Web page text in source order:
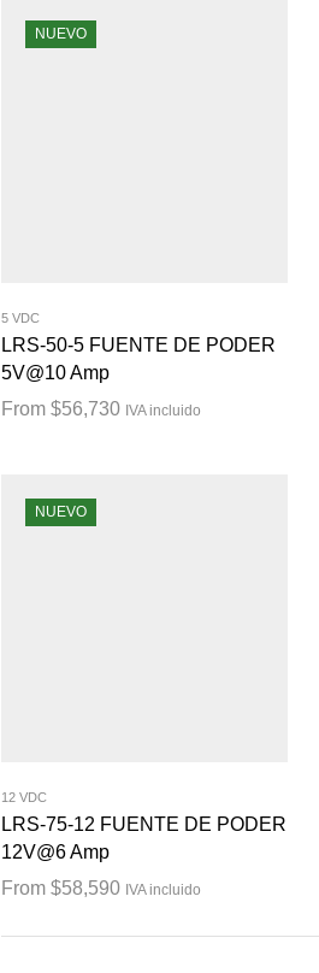
NUEVO
5 VDC
LRS-50-5 FUENTE DE PODER
5V@10 Amp
From$56,730 IVA incluido
NUEVO
12 VDC
LRS-75-12 FUENTE DE PODER
12V@6 Amp
From$58,590 IVA incluido